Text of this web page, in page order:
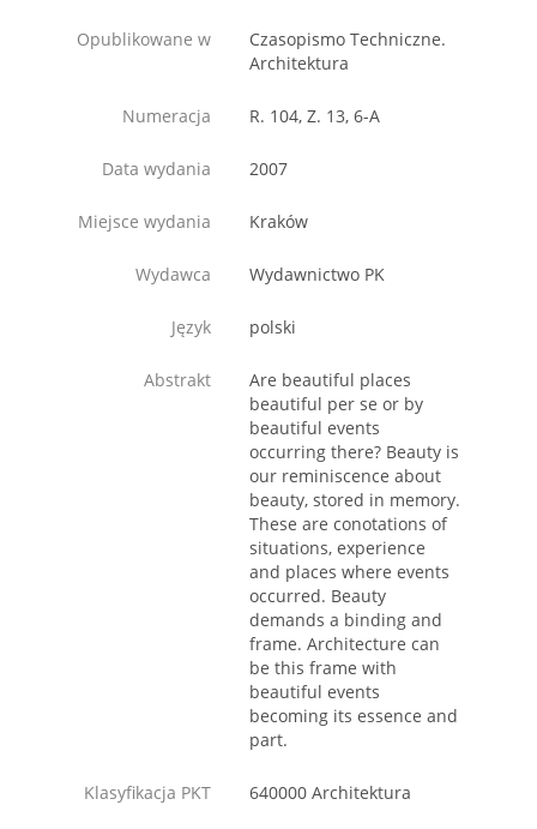
Opublikowane w
Czasopismo Techniczne.
Architektura
Numeracja R. 104, Z. 13, 6-A
Data wydania 2007
Miejsce wydania Kraków
Wydawca Wydawnictwo PK
Język polski
Abstrakt
Are beautiful places
beautiful per se or by
beautiful events
occurring there? Beauty is
our reminiscence about
beauty, stored in memory.
These are conotations of
situations, experience
and places where events
occurred. Beauty
demands a binding and
frame. Architecture can
be this frame with
beautiful events
becoming its essence and
part.
Klasyfikacja PKT 640000 Architektura